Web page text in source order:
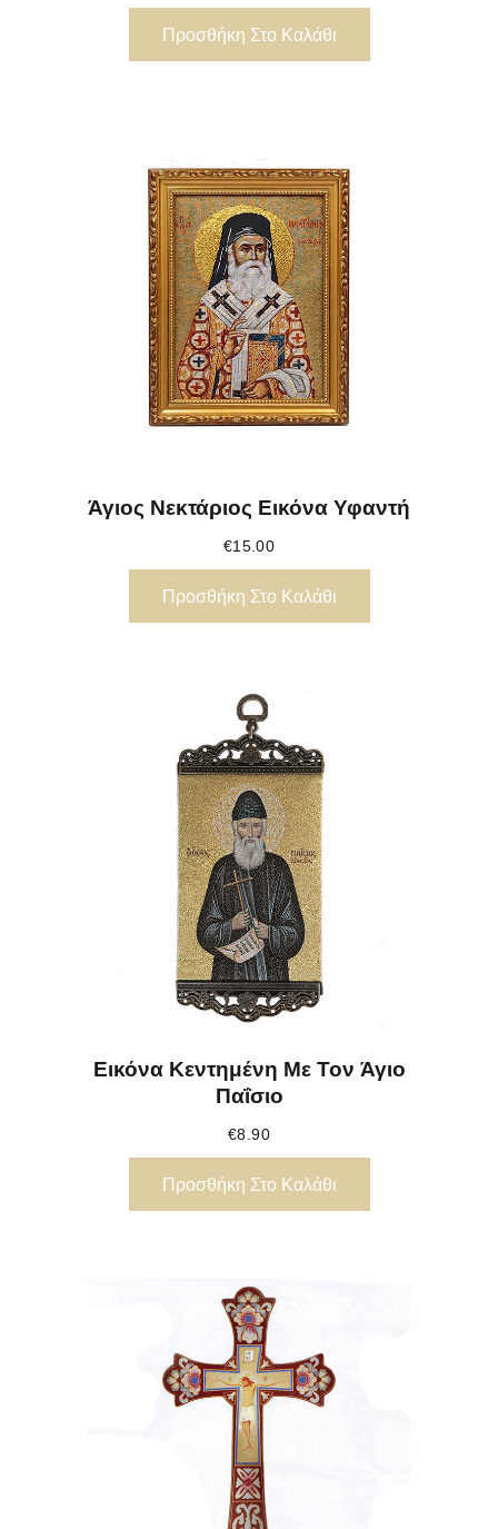
Προσθήκη Στο Καλάθι
Άγιος Νεκτάριος Εικόνα Υφαντή
€15.00
Προσθήκη Στο Καλάθι
Εικόνα Κεντημένη Με Τον Άγιο
Παΐσιο
€8.90
Προσθήκη Στο Καλάθι